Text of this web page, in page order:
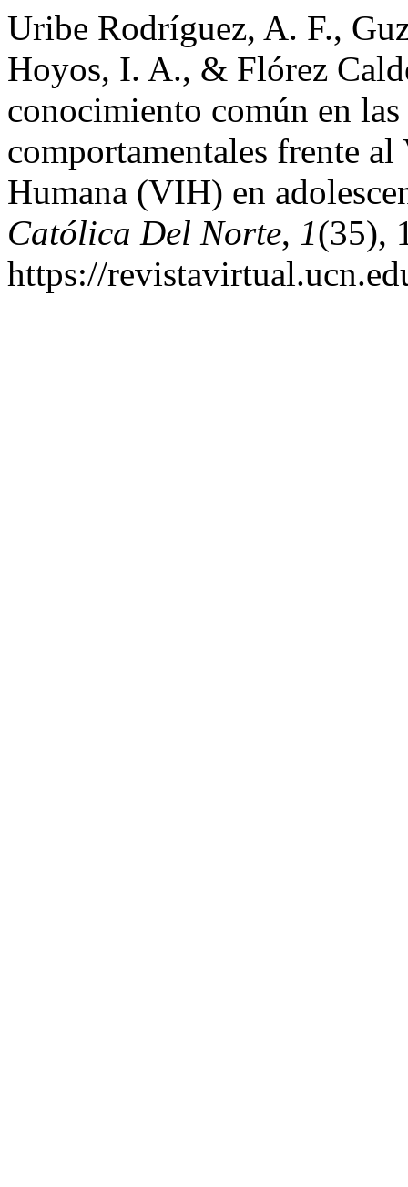
Uribe Rodríguez, A. F.,
Hoyos, I. A., & Flórez
conocimiento común en
comportamentales frente
Humana (VIH) en
Católica Del Norte, 1(35),
https://